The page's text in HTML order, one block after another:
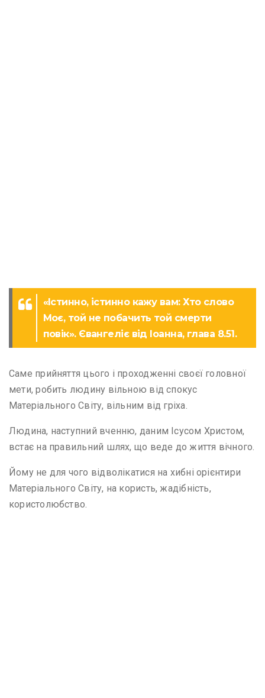
«Істинно, істинно кажу вам: Хто слово
Моє, той не побачить той смерти
повік». Євангеліє від Іоанна, глава 8.51.
Саме прийняття цього і проходженні своєї головної
мети, робить людину вільною від спокус
Матеріального Світу, вільним від гріха.
Людина, наступний вченню, даним Ісусом Христом,
встає на правильний шлях, що веде до життя вічного.
Йому не для чого відволікатися на хибні орієнтири
Матеріального Світу, на користь, жадібність,
користолюбство.